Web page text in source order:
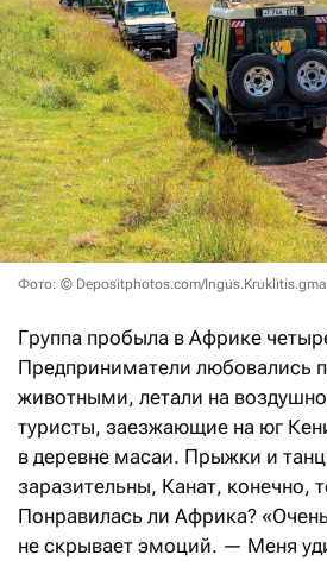
Фото: © Depositphotos.com/
Группа пробыла в Африке
Предприниматели любовались
животными, летали на
туристы, заезжающие на юг
в деревне масаи. Прыжки и
заразительны, Канат, конечно,
Понравилась ли Африка?
не скрывает эмоций. — Меня